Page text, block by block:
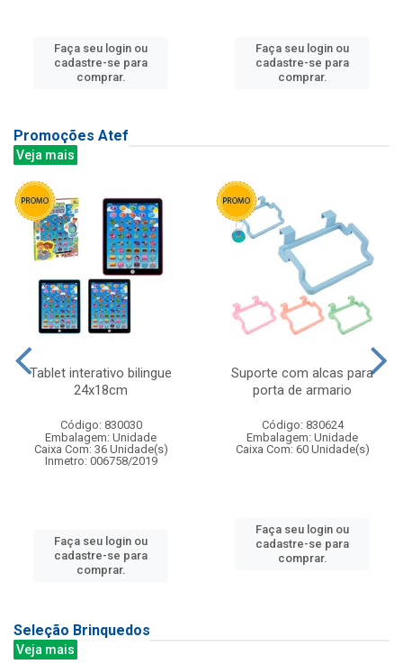
Faça seu login ou
cadastre-se para
comprar.
Faça seu login ou
cadastre-se para
comprar.
Promoções Atef
Veja mais
Tablet interativo bilingue
24x18cm
Código: 830030
Embalagem: Unidade
Caixa Com: 36 Unidade(s)
Inmetro: 006758/2019
Faça seu login ou
cadastre-se para
comprar.
Suporte com alcas para
porta de armario
Código: 830624
Embalagem: Unidade
Caixa Com: 60 Unidade(s)
Faça seu login ou
cadastre-se para
comprar.
Seleção Brinquedos
Veja mais